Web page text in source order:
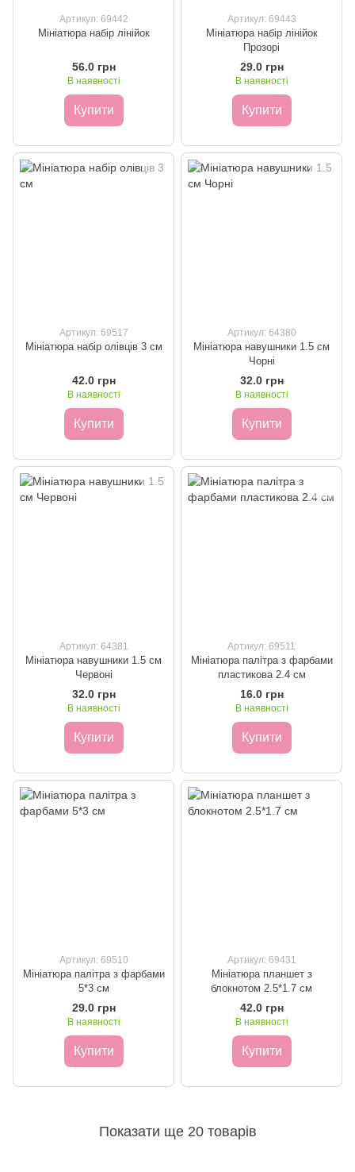
Артикул: 69442
Мініатюра набір лінійок
56.0 грн
В наявності
Купити
Артикул: 69443
Мініатюра набір лінійок
Прозорі
29.0 грн
В наявності
Купити
Артикул: 69517
Мініатюра набір олівців 3 см
42.0 грн
В наявності
Купити
Артикул: 64380
Мініатюра навушники 1.5 см
Чорні
32.0 грн
В наявності
Купити
Артикул: 64381
Мініатюра навушники 1.5 см
Червоні
32.0 грн
В наявності
Купити
Артикул: 69511
Мініатюра палітра з фарбами
пластикова 2.4 см
16.0 грн
В наявності
Купити
Артикул: 69510
Мініатюра палітра з фарбами
5*3 см
29.0 грн
В наявності
Купити
Артикул: 69431
Мініатюра планшет з
блокнотом 2.5*1.7 см
42.0 грн
В наявності
Купити
Показати ще 20 товарів